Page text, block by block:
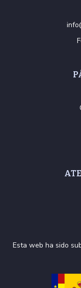
Esta web ha sido